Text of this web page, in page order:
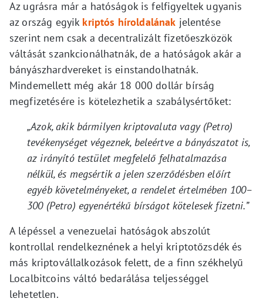
Az ugrásra már a hatóságok is felfigyeltek ugyanis
az ország egyik kriptós híroldalának jelentése
szerint nem csak a decentralizált fizetőeszközök
váltását szankcionálhatnák, de a hatóságok akár a
bányászhardvereket is einstandolhatnák.
Mindemellett még akár 18 000 dollár bírság
megfizetésére is kötelezhetik a szabálysértőket:
„Azok, akik bármilyen kriptovaluta vagy (Petro)
tevékenységet végeznek, beleértve a bányászatot is,
az irányító testület megfelelő felhatalmazása
nélkül, és megsértik a jelen szerződésben előírt
egyéb követelményeket, a rendelet értelmében 100–
300 (Petro) egyenértékű bírságot kötelesek fizetni.”
A lépéssel a venezuelai hatóságok abszolút
kontrollal rendelkeznének a helyi kriptotőzsdék és
más kriptovállalkozások felett, de a finn székhelyű
Localbitcoins váltó bedarálása teljességgel
lehetetlen.